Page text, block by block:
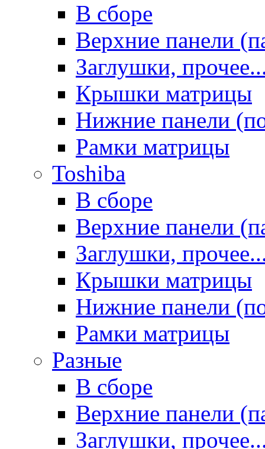
В сборе
Верхние панели
Заглушки,
Крышки матрицы
Нижние панели
Рамки матрицы
Toshiba
В сборе
Верхние панели
Заглушки,
Крышки матрицы
Нижние панели
Рамки матрицы
Разные
В сборе
Верхние панели
Заглушки,